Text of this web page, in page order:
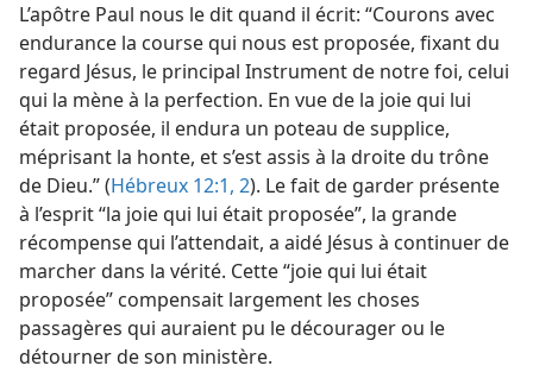
L’apôtre Paul nous le dit quand il écrit: “Courons avec
endurance la course qui nous est proposée, fixant du
regard Jésus, le principal Instrument de notre foi, celui
qui la mène à la perfection. En vue de la joie qui lui
était proposée, il endura un poteau de supplice,
méprisant la honte, et s’est assis à la droite du trône
de Dieu.” (Hébreux 12:1, 2). Le fait de garder présente
à l’esprit “la joie qui lui était proposée”, la grande
récompense qui l’attendait, a aidé Jésus à continuer de
marcher dans la vérité. Cette “joie qui lui était
proposée” compensait largement les choses
passagères qui auraient pu le décourager ou le
détourner de son ministère.